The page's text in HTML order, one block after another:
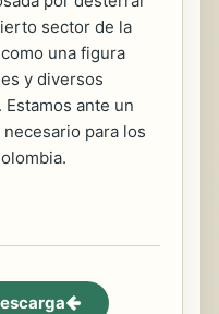
sector de la
una figura
y diversos
ante un
para los